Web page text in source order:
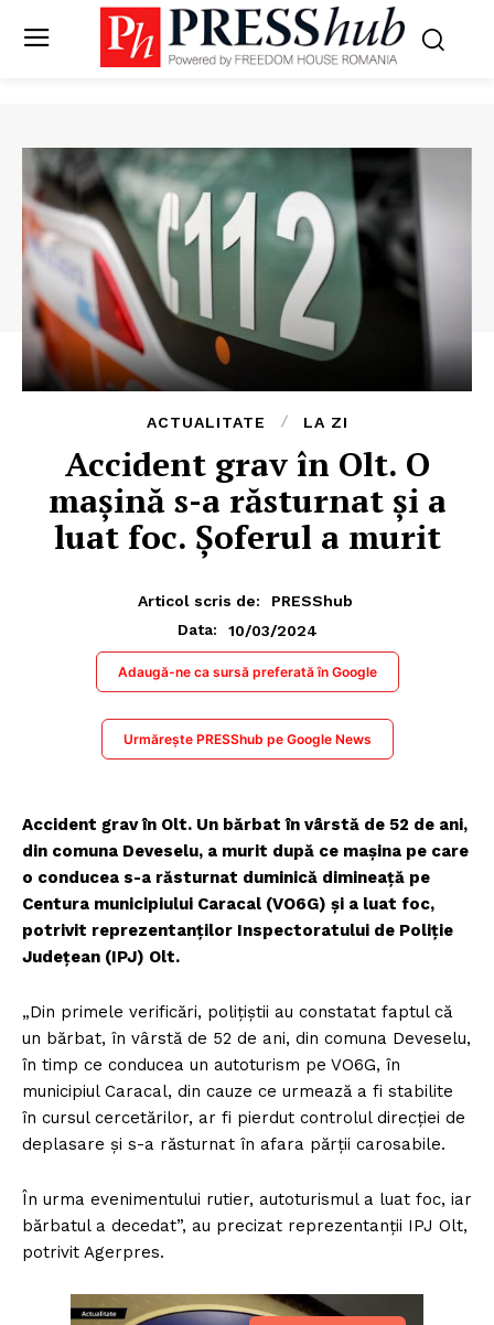
ACTUALITATE LA ZI
Accident grav în Olt. O
maşină s-a răsturnat şi a
luat foc. Șoferul a murit
Articol scris de:
PRESShub
Data:
10/03/2024
Adaugă-ne ca sursă preferată în Google
Urmărește PRESShub pe Google News
Accident grav în Olt. Un bărbat în vârstă de 52 de ani,
din comuna Deveselu, a murit după ce maşina pe care
o conducea s-a răsturnat duminică dimineaţă pe
Centura municipiului Caracal (VO6G) şi a luat foc,
potrivit reprezentanţilor Inspectoratului de Poliţie
Judeţean (IPJ) Olt.
„Din primele verificări, poliţiştii au constatat faptul că
un bărbat, în vârstă de 52 de ani, din comuna Deveselu,
în timp ce conducea un autoturism pe VO6G, în
municipiul Caracal, din cauze ce urmează a fi stabilite
în cursul cercetărilor, ar fi pierdut controlul direcţiei de
deplasare şi s-a răsturnat în afara părţii carosabile.
În urma evenimentului rutier, autoturismul a luat foc, iar
bărbatul a decedat”, au precizat reprezentanţii IPJ Olt,
potrivit Agerpres.